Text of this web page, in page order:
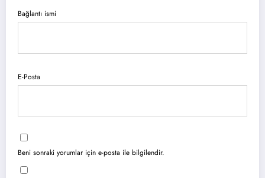
Bağlantı ismi
E-Posta
Beni sonraki yorumlar için e-posta ile bilgilendir.